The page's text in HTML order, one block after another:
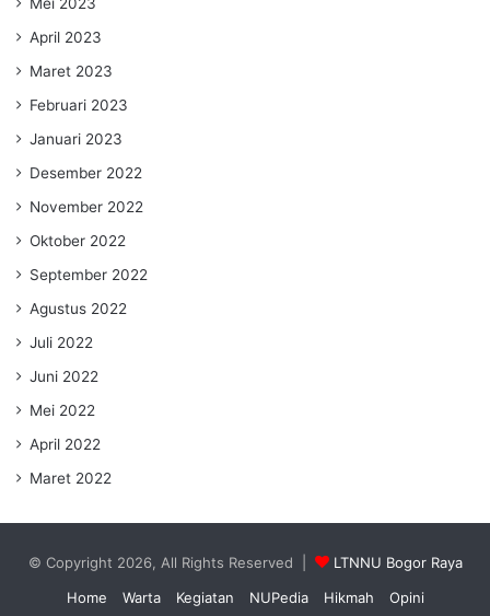
April 2023
Maret 2023
Februari 2023
Januari 2023
Desember 2022
November 2022
Oktober 2022
September 2022
Agustus 2022
Juli 2022
Juni 2022
Mei 2022
April 2022
Maret 2022
© Copyright 2026, All Rights Reserved |
LTNNU Bogor Raya
Home
Warta Kegiatan NUPedia Hikmah Opini